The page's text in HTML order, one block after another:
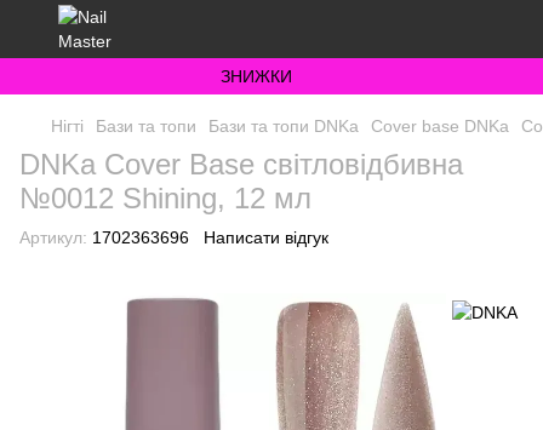
ЗНИЖКИ
Нігті Бази та топи Бази та топи DNKa Cover base DNKa
DNKa Cover Base світловідбивна
№0012 Shining, 12 мл
Артикул: 1702363696 Написати відгук